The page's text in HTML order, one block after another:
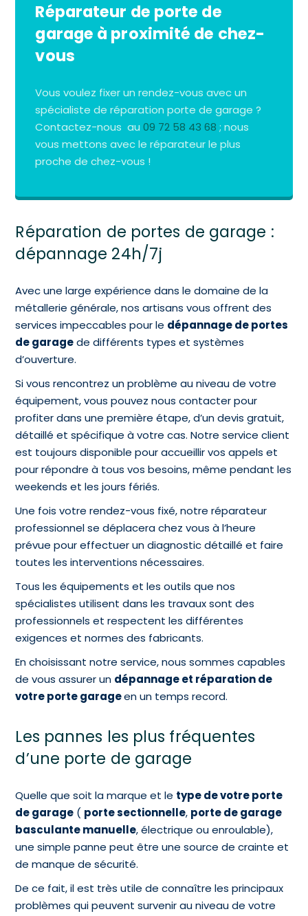
Réparateur de porte de
garage à proximité de chez-
vous
Vous voulez fixer un rendez-vous avec un
spécialiste de réparation porte de garage ?
Contactez-nous au09 72 58 43 68 ; nous
vous mettons avec le réparateur le plus
proche de chez-vous !
Réparation de portes de garage :
dépannage 24h/7j
Avec une large expérience dans le domaine de la
métallerie générale, nos artisans vous offrent des
services impeccables pour le dépannage de portes
de garagede différents types et systèmes
d’ouverture.
Si vous rencontrez un problème au niveau de votre
équipement, vous pouvez nous contacter pour
profiter dans une première étape, d’un devis gratuit,
détaillé et spécifique à votre cas. Notre service client
est toujours disponible pour accueillir vos appels et
pour répondre à tous vos besoins, même pendant les
weekends et les jours fériés.
Une fois votre rendez-vous fixé, notre réparateur
professionnel se déplacera chez vous à l’heure
prévue pour effectuer un diagnostic détaillé et faire
toutes les interventions nécessaires.
Tous les équipements et les outils que nos
spécialistes utilisent dans les travaux sont des
professionnels et respectent les différentes
exigences et normes des fabricants.
En choisissant notre service, nous sommes capables
de vous assurer un dépannage et réparation de
votre porte garageen un temps record.
Les pannes les plus fréquentes
d’une porte de garage
Quelle que soit la marque et le type de votre porte
de garage ( porte sectionnelle, porte de garage
basculante manuelle, électrique ou enroulable),
une simple panne peut être une source de crainte et
de manque de sécurité.
De ce fait, il est très utile de connaître les principaux
problèmes qui peuvent survenir au niveau de votre